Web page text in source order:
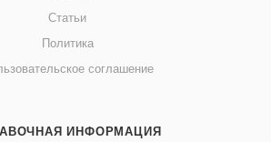
Статьи
Политика
соглашение
ИНФОРМАЦИЯ